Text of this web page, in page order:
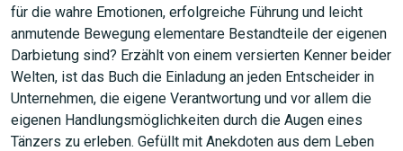
für die wahre Emotionen, erfolgreiche Führung und leicht
anmutende Bewegung elementare Bestandteile der eigenen
Darbietung sind? Erzählt von einem versierten Kenner beider
Welten, ist das Buch die Einladung an jeden Entscheider in
Unternehmen, die eigene Verantwortung und vor allem die
eigenen Handlungsmöglichkeiten durch die Augen eines
Tänzers zu erleben. Gefüllt mit Anekdoten aus dem Leben